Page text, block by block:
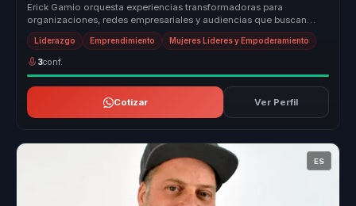
Erick Gamio orquesta experiencias transformadoras para
organizaciones, redes empresariales y audiencias que buscan
fortalecer el liderazg...
Liderazgo Emprendimiento Mujeres Líderes y Empoderamiento
3conf.
Cotizar Ver Perfil
ES